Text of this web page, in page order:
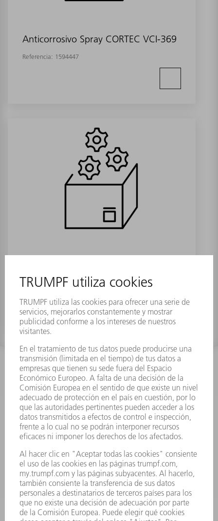
Anticorrosivo Spray CORTEC VCI-369
Referencia: 1594447
Referencia: 1753456
INFORMACIÓN
Preguntas más frecuentes
Condiciones generales de venta
CONTACTO
Departamento de Repuestos
+34 91 657 36 70
Viernes de 8h – 17h
repuestos@es.trumpf.com
CONTACTO
Departamento de Utillaje
+34 91 657 36 69
Lunes a Jueves de 8h – 18h